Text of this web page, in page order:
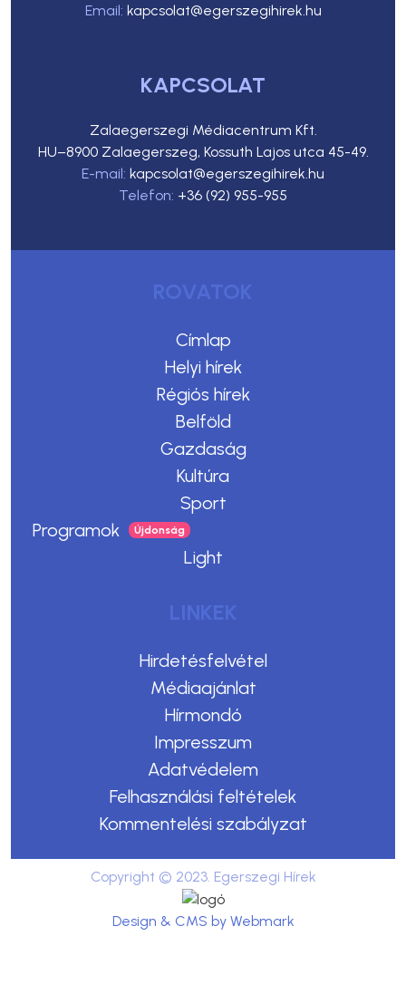
Email: kapcsolat@egerszegihirek.hu
KAPCSOLAT
Zalaegerszegi Médiacentrum Kft.
HU–8900 Zalaegerszeg, Kossuth Lajos utca 45-49.
E-mail: kapcsolat@egerszegihirek.hu
Telefon: +36 (92) 955-955
ROVATOK
Címlap
Helyi hírek
Régiós hírek
Belföld
Gazdaság
Kultúra
Sport
Programok
Light
LINKEK
Hirdetésfelvétel
Médiaajánlat
Hírmondó
Impresszum
Adatvédelem
Felhasználási feltételek
Kommentelési szabályzat
Copyright © 2023. Egerszegi Hírek
Design & CMS by Webmark